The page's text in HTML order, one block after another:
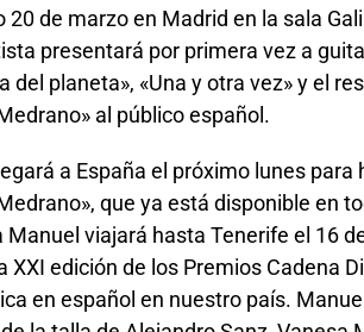
de marzo en Madrid en la sala
presentará por primera vez a
del planeta», «Una y otra vez» y el
al público español.
a España el próximo lunes para
que ya está disponible en
Manuel viajará hasta Tenerife el 16
XXI edición de los Premios Cadena
en español en nuestro país.